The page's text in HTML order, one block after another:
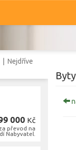
| Nejdříve
000 Kč
převod na
Nabyvatel.